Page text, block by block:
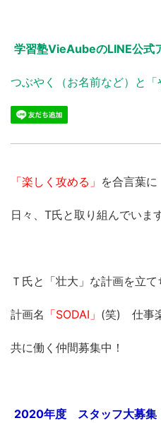
学習塾VieAubeのLINE公式
つぶやく（お名前など）と「
「楽しく攻める」 を合言葉に
日々、T氏と取り組んでいます
Ｔ氏と「壮大」な計画を立
計画名 「SODAI」 (笑) 仕事
共に働く仲間募集中！
2020年度 スタッフ大募集